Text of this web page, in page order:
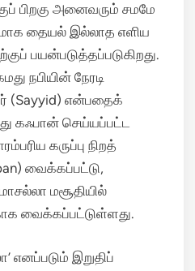
பிறகு அனைவரும் சமமே
தையல் இல்லாத எளிய
பயன்படுத்தப்படுகிறது.
நபியின் நேரடி
(Sayyid) என்பதைக்
கஃபான் செய்யப்பட்ட
கருப்பு நிறத்
வைக்கப்பட்டு,
மசூதியில்
வைக்கப்பட்டுள்ளது.
எனப்படும் இறுதிப்